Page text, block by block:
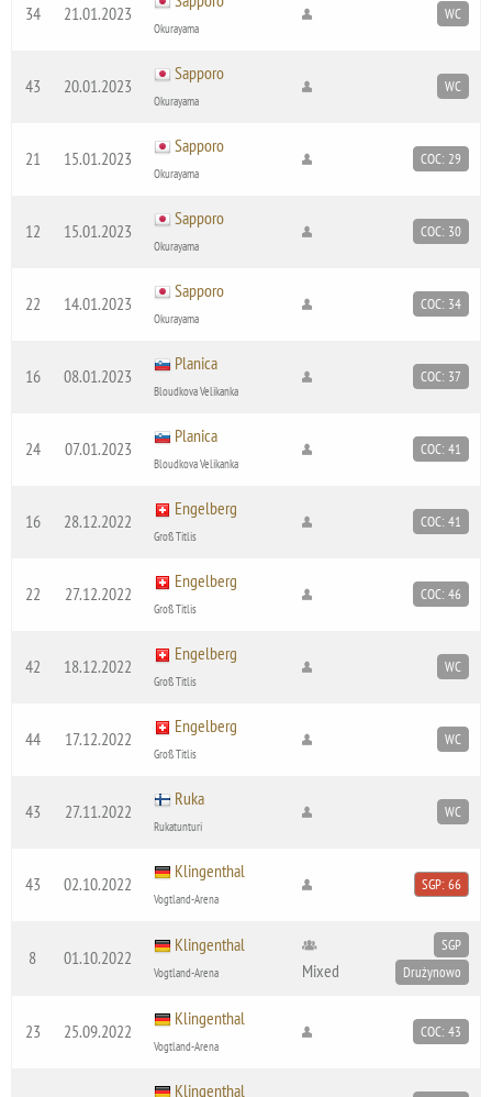
34 21.01.2023
Okurayama
WC
43 20.01.2023
Sapporo
Okurayama
WC
21 15.01.2023
Sapporo
Okurayama
COC: 29
12 15.01.2023
Sapporo
Okurayama
COC: 30
22 14.01.2023
Sapporo
Okurayama
COC: 34
16 08.01.2023
Planica
Bloudkova Velikanka
COC: 37
24 07.01.2023
Planica
Bloudkova Velikanka
COC: 41
16 28.12.2022
Engelberg
Groß Titlis
COC: 41
22 27.12.2022
Engelberg
Groß Titlis
COC: 46
42 18.12.2022
Engelberg
Groß Titlis
WC
44 17.12.2022
Engelberg
Groß Titlis
WC
43 27.11.2022
Ruka
Rukatunturi
WC
43 02.10.2022
Klingenthal
Vogtland-Arena
SGP: 66
8 01.10.2022
Klingenthal
Vogtland-Arena Mixed
SGP
Drużynowo
23 25.09.2022
Klingenthal
Vogtland-Arena
COC: 43
Klingenthal